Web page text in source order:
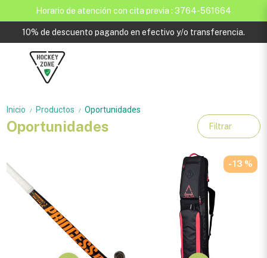
Horario de atención con cita previa : 3764-561664
10% de descuento pagando en efectivo y/o transferencia.
Inicio / Productos / Oportunidades
Oportunidades Filtrar
- 13 %